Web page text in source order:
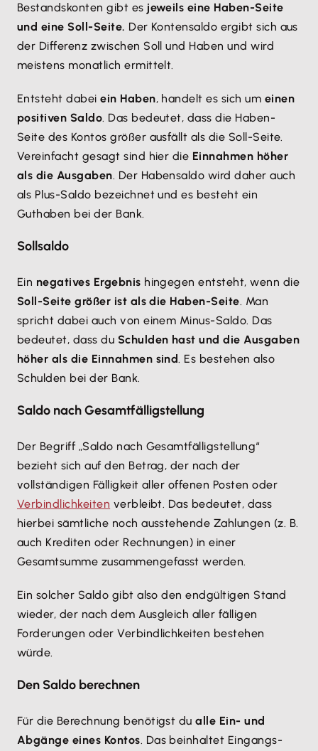
Bestandskonten gibt es jeweils eine Haben-Seite
und eine Soll-Seite. Der Kontensaldo ergibt sich aus
der Differenz zwischen Soll und Haben und wird
meistens monatlich ermittelt.
Entsteht dabeiein Haben, handelt es sich um einen
positiven Saldo. Das bedeutet, dass die Haben-
Seite des Kontos größer ausfällt als die Soll-Seite.
Vereinfacht gesagt sind hier die Einnahmen höher
als die Ausgaben. Der Habensaldo wird daher auch
als Plus-Saldo bezeichnet und es besteht ein
Guthaben bei der Bank.
Sollsaldo
Ein negatives Ergebnis hingegen entsteht, wenn die
Soll-Seite größer ist als die Haben-Seite. Man
spricht dabei auch von einem Minus-Saldo. Das
bedeutet, dass du Schulden hast und die Ausgaben
höher als die Einnahmen sind. Es bestehen also
Schulden bei der Bank.
Saldo nach Gesamtfälligstellung
Der Begriff „Saldo nach Gesamtfälligstellung“
bezieht sich auf den Betrag, der nach der
vollständigen Fälligkeit aller offenen Posten oder
Verbindlichkeiten verbleibt. Das bedeutet, dass
hierbei sämtliche noch ausstehende Zahlungen (z. B.
auch Krediten oder Rechnungen) in einer
Gesamtsumme zusammengefasst werden.
Ein solcher Saldo gibt also den endgültigen Stand
wieder, der nach dem Ausgleich aller fälligen
Forderungen oder Verbindlichkeiten bestehen
würde.
Den Saldo berechnen
Für die Berechnung benötigst dualle Ein- und
Abgänge eines Kontos. Das beinhaltet Eingangs-